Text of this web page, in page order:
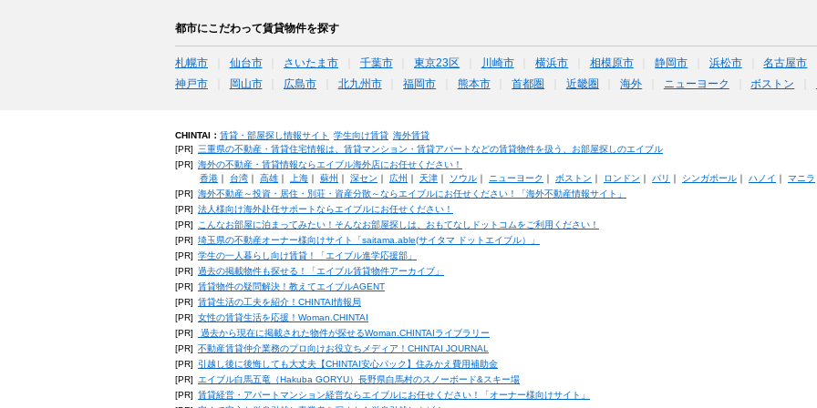
都市にこだわって賃貸物件を探す
札幌市 仙台市 さいたま市 千葉市 東京23区 川崎市 横浜市 相模原市 静岡市 浜松市 名古屋市
神戸市
岡山市 広島市 北九州市 福岡市 熊本市 首都圏 近畿圏 海外 ニューヨーク ボストン
CHINTAI： 賃貸・部屋探し情報サイト 学生向け賃貸 海外賃貸
[PR] 三重県の不動産・賃貸住宅情報は、賃貸マンション・賃貸アパートなどの賃貸物件を扱う、お部屋探しのエイブル
[PR] 海外の不動産・賃貸情報ならエイブル海外店にお任せください！
香港｜ 台湾｜ 高雄｜ 上海｜ 蘇州 ｜ 深セン ｜ 広州 ｜ 天津｜ ソウル｜ ニューヨーク ｜ ボストン ｜ ロンドン ｜ パリ ｜ シンガポール｜ ハノイ ｜ マニラ
[PR] 海外不動産～投資・居住・別荘・資産分散～ならエイブルにお任せください！「海外不動産情報サイト」
[PR] 法人様向け海外赴任サポートならエイブルにお任せください！
[PR]
こんなお部屋に泊まってみたい！そんなお部屋探しは、おもてなしドットコムをご利用ください！
[PR] 埼玉県の不動産オーナー様向けサイト「saitama.able(サイタマ ドットエイブル）」
[PR] 学生の一人暮らし向け賃貸！「エイブル進学応援部」
[PR] 過去の掲載物件も探せる！「エイブル賃貸物件アーカイブ」
[PR] 賃貸物件の疑問解決！教えてエイブルAGENT
[PR] 賃貸生活の工夫を紹介！CHINTAI情報局
[PR] 女性の賃貸生活を応援！Woman.CHINTAI
[PR]
過去から現在に掲載された物件が探せるWoman.CHINTAIライブラリー
[PR] 不動産賃貸仲介業務のプロ向けお役立ちメディア！CHINTAI JOURNAL
[PR]
引越し後に後悔しても大丈夫【CHINTAI安心パック】住みかえ費用補助金
[PR]
エイブル白馬五竜（Hakuba GORYU）長野県白馬村のスノーボード&スキー場
[PR] 賃貸経営・アパートマンション経営ならエイブルにお任せください！「オーナー様向けサイト」